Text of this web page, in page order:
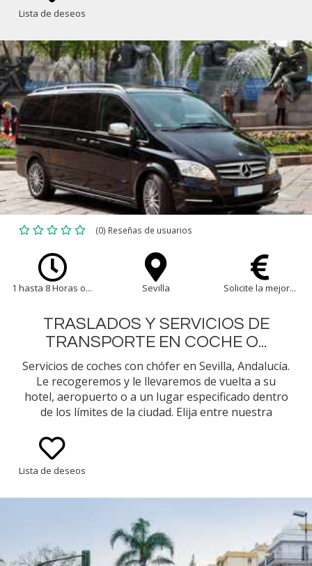
Lista de deseos
(0) Reseñas de usuarios
1 hasta 8 Horas o... Sevilla Solicite la mejor...
TRASLADOS Y SERVICIOS DE
TRANSPORTE EN COCHE O...
Servicios de coches con chófer en Sevilla, Andalucía.
Le recogeremos y le llevaremos de vuelta a su
hotel, aeropuerto o a un lugar especificado dentro
de los límites de la ciudad. Elija entre nuestra
Lista de deseos